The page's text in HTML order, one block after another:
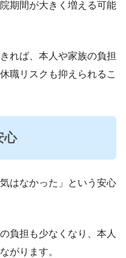
期間が大きく増える可能
れば、本人や家族の負担
職リスクも抑えられるこ
心
はなかった」という安心
負担も少なくなり、本人
がります。